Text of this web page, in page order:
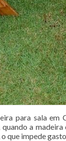
para sala em
a
que impede